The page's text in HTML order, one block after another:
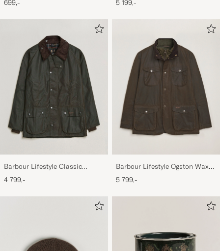
699,- 5 199,-
Barbour Lifestyle Classic
Bedale Jacket Olive
4 799,-
Barbour Lifestyle Ogston Waxed
Jacket Olive
5 799,-